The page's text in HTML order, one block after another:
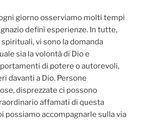
giorno osserviamo molti tempi
definì esperienze. In tutte,
vi sono la domanda
sia la volontà di Dio e
di potere o autorevoli,
davanti a Dio. Persone
disprezzate ci possono
affamati di questa
possiamo accompagnarle sulla via